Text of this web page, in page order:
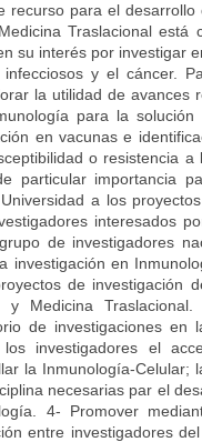
recurso para el
Traslacional está
su interés por investigar
y el cáncer.
la utilidad de avances
para la
en vacunas e
o resistencia
particular importancia
a los
interesados
de investigadores
investigación en
de investigación
y Medicina
de investigaciones
los investigadores el
la Inmunología-Celular;
necesarias par el
4- Promover
entre investigadores